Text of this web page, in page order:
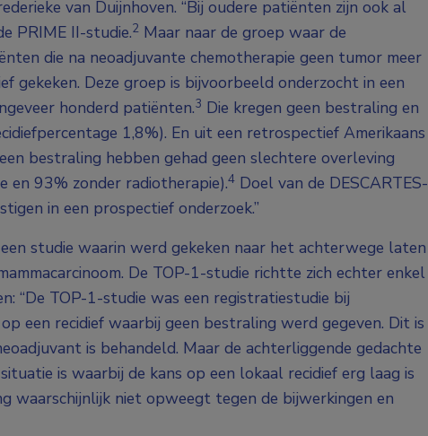
van Duijnhoven. “Bij oudere patiënten zijn ook al
PRIME II-studie.2 Maar naar de groep waar de
die na neoadjuvante chemotherapie geen tumor meer
gekeken. Deze groep is bijvoorbeeld onderzocht in een
honderd patiënten.3 Die kregen geen bestraling en
1,8%). En uit een retrospectief Amerikaans
bestraling hebben gehad geen slechtere overleving
en 93% zonder radiotherapie).4 Doel van de DESCARTES-
in een prospectief onderzoek.”
studie waarin werd gekeken naar het achterwege laten
De TOP-1-studie richtte zich echter enkel
“De TOP-1-studie was een registratiestudie bij
een recidief waarbij geen bestraling werd gegeven. Dit is
is behandeld. Maar de achterliggende gedachte
is waarbij de kans op een lokaal recidief erg laag is
waarschijnlijk niet opweegt tegen de bijwerkingen en